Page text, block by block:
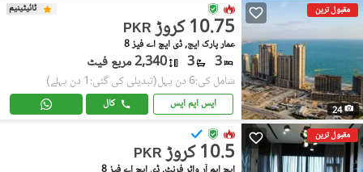
مقبول ترین
24
ٹائیٹینیم
PKR 10.75 کروڑ
عمار پارک ایج, ڈی ایچ اے فیز 8
3
3 2,340 مربع فیٹ
شامل کی:6 دن پہل (تبدیلی کی گئی:1 دن پہلے)
ایس ایم ایس کال
مقبول ترین
PKR 10.5 کروڑ